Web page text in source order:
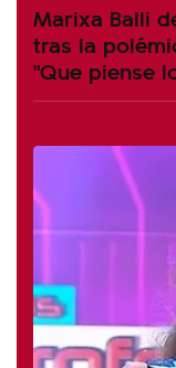
Marixa Balli
tras la
"Que piense